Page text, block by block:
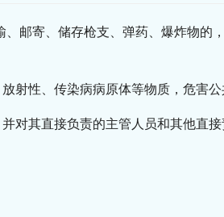
、邮寄、储存枪支、弹药、爆炸物的
射性、传染病病原体等物质，危害公
对其直接负责的主管人员和其他直接